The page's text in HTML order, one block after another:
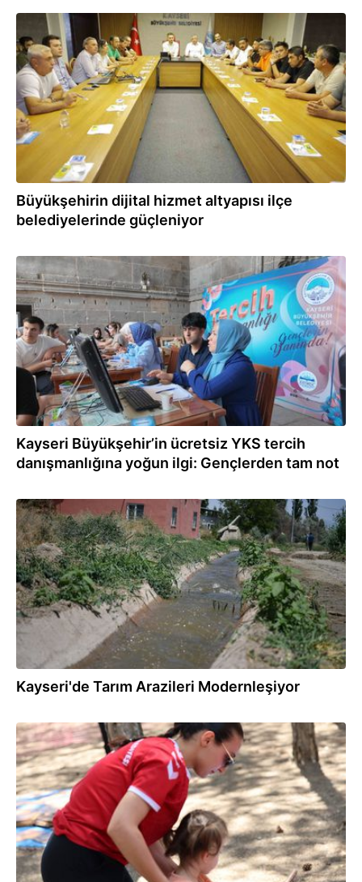
30.07.2026
Büyükşehirin dijital hizmet altyapısı ilçe
belediyelerinde güçleniyor
30.07.2026
Kayseri Büyükşehir’in ücretsiz YKS tercih
danışmanlığına yoğun ilgi: Gençlerden tam not
29.07.2026
Kayseri'de Tarım Arazileri Modernleşiyor
29.07.2026